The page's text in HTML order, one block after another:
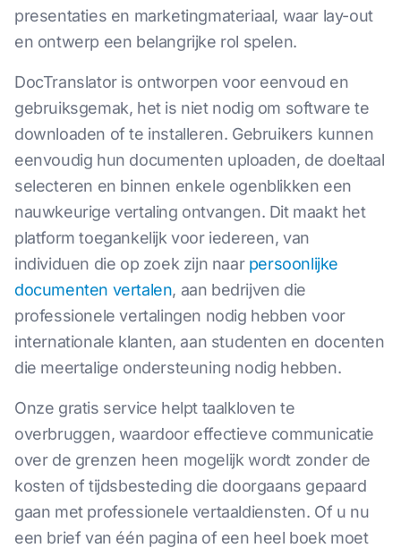
presentaties en marketingmateriaal, waar lay-out
en ontwerp een belangrijke rol spelen.
DocTranslator is ontworpen voor eenvoud en
gebruiksgemak, het is niet nodig om software te
downloaden of te installeren. Gebruikers kunnen
eenvoudig hun documenten uploaden, de doeltaal
selecteren en binnen enkele ogenblikken een
nauwkeurige vertaling ontvangen. Dit maakt het
platform toegankelijk voor iedereen, van
individuen die op zoek zijn naar persoonlijke
documenten vertalen, aan bedrijven die
professionele vertalingen nodig hebben voor
internationale klanten, aan studenten en docenten
die meertalige ondersteuning nodig hebben.
Onze gratis service helpt taalkloven te
overbruggen, waardoor effectieve communicatie
over de grenzen heen mogelijk wordt zonder de
kosten of tijdsbesteding die doorgaans gepaard
gaan met professionele vertaaldiensten. Of u nu
een brief van één pagina of een heel boek moet